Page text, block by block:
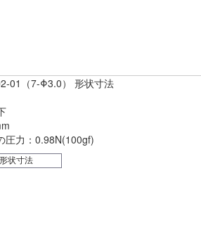
01（7-Φ3.0） 形状寸法
圧力：0.98N(100gf)
状寸法